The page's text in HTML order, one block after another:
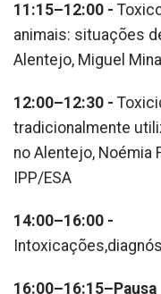
11:15–12:00 -
animais: situações
Alentejo, Miguel
12:00–12:30 -
tradicionalmente
no Alentejo, Noémia
IPP/ESA
14:00–16:00 -
16:00–16:15–Pausa